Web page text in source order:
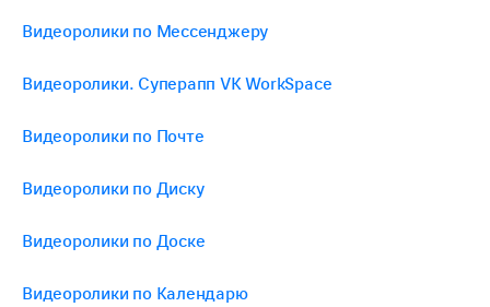
Видеоролики по Мессенджеру
Видеоролики. Суперапп VK WorkSpace
Видеоролики по Почте
Видеоролики по Диску
Видеоролики по Доске
Видеоролики по Календарю